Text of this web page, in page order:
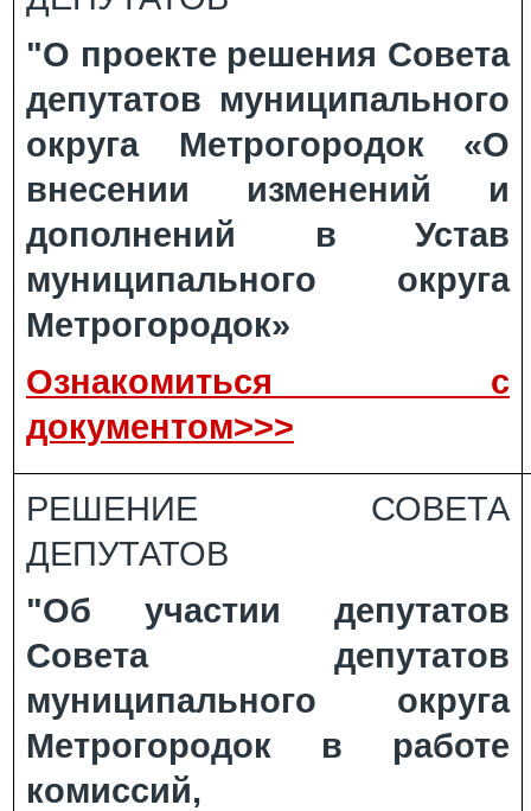
"О проекте решения Совета
депутатов муниципального
округа Метрогородок «О
внесении изменений и
дополнений в Устав
муниципального округа
Метрогородок»
Ознакомиться с
документом>>>
РЕШЕНИЕ СОВЕТА
ДЕПУТАТОВ
"Об участии депутатов
Совета депутатов
муниципального округа
Метрогородок в работе
комиссий,